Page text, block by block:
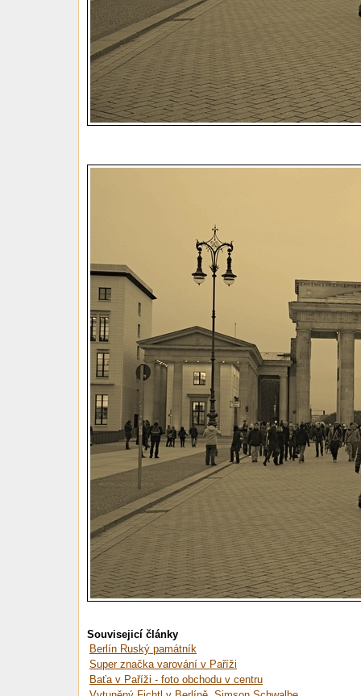
Souvisejicí články
Berlín Ruský památník
Super značka varování v Paříži
Baťa v Paříži - foto obchodu v centru